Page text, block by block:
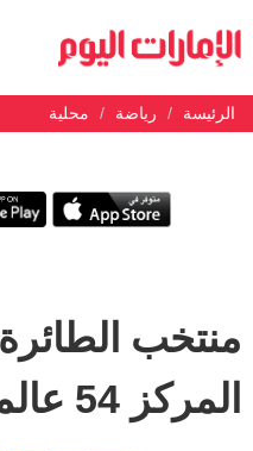
الرئيسة رياضة محلية
منتخب
المركز 54 عالمياً و11 آسيوياً